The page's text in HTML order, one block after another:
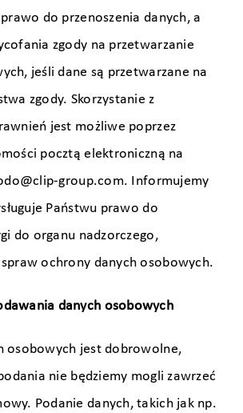
do przenoszenia danych, a
zgody na przetwarzanie
jeśli dane są przetwarzane na
zgody. Skorzystanie z
jest możliwe poprzez
pocztą elektroniczną na
group.com. Informujemy
Państwu prawo do
do organu nadzorczego,
ochrony danych osobowych.
danych osobowych
osobowych jest dobrowolne,
nie będziemy mogli zawrzeć
Podanie danych, takich jak np.